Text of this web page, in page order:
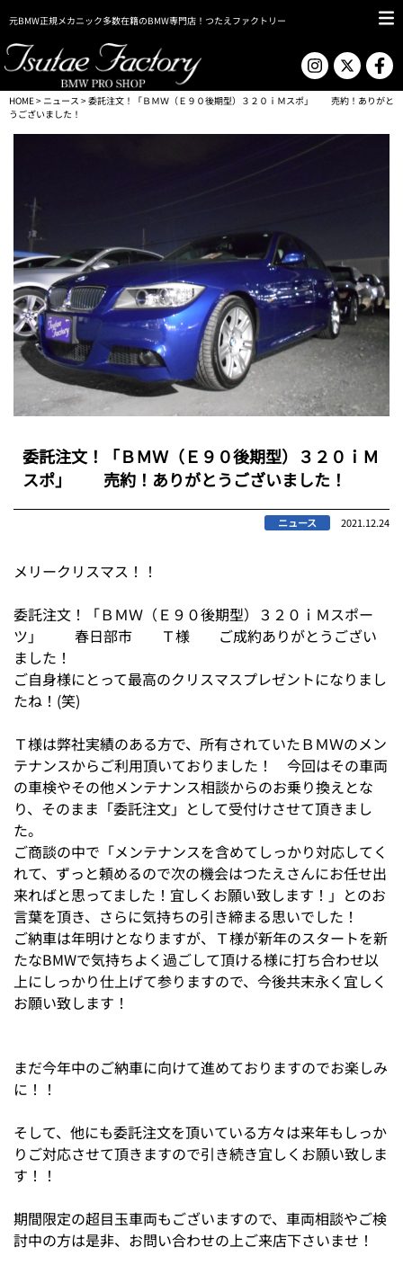
元BMW正規メカニック多数在籍のBMW専門店！つたえファクトリー
HOME> ニュース > 委託注文！「ＢＭＷ（Ｅ９０後期型）３２０ｉＭスポ」 売約！ありがと
うございました！
委託注文！「ＢＭＷ（Ｅ９０後期型）３２０ｉＭ
スポ」 売約！ありがとうございました！
ニュース 2021.12.24
メリークリスマス！！
委託注文！「ＢＭＷ（Ｅ９０後期型）３２０ｉＭスポー
ツ」 春日部市 Ｔ様 ご成約ありがとうござい
ました！
ご自身様にとって最高のクリスマスプレゼントになりまし
たね！(笑)
Ｔ様は弊社実績のある方で、所有されていたＢＭＷのメン
テナンスからご利用頂いておりました！ 今回はその車両
の車検やその他メンテナンス相談からのお乗り換えとな
り、そのまま「委託注文」として受付けさせて頂きまし
た。
ご商談の中で「メンテナンスを含めてしっかり対応してく
れて、ずっと頼めるので次の機会はつたえさんにお任せ出
来ればと思ってました！宜しくお願い致します！」とのお
言葉を頂き、さらに気持ちの引き締まる思いでした！
ご納車は年明けとなりますが、Ｔ様が新年のスタートを新
たなBMWで気持ちよく過ごして頂ける様に打ち合わせ以
上にしっかり仕上げて参りますので、今後共末永く宜しく
お願い致します！
まだ今年中のご納車に向けて進めておりますのでお楽しみ
に！！
そして、他にも委託注文を頂いている方々は来年もしっか
りご対応させて頂きますので引き続き宜しくお願い致しま
す！！
期間限定の超目玉車両もございますので、車両相談やご検
討中の方は是非、お問い合わせの上ご来店下さいませ！